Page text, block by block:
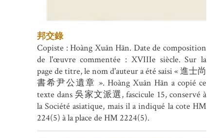
邦交錄
Copiste : Hoàng Xuân Hãn. Date de composition
de l'œuvre commentée : XVIIIe siècle. Sur la
page de titre, le nom d'auteur a été saisi « 進士尚
書希尹公遺章 ». Hoàng Xuân Hãn a copié ce
texte dans 吳家文派選, fascicule 15, conservé à
la Société asiatique, mais il a indiqué la cote HM
224(5) à la place de HM 2224(5).